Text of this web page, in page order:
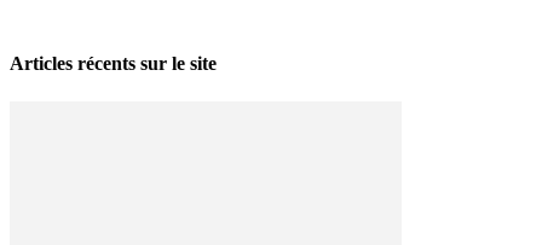
Articles récents sur le site